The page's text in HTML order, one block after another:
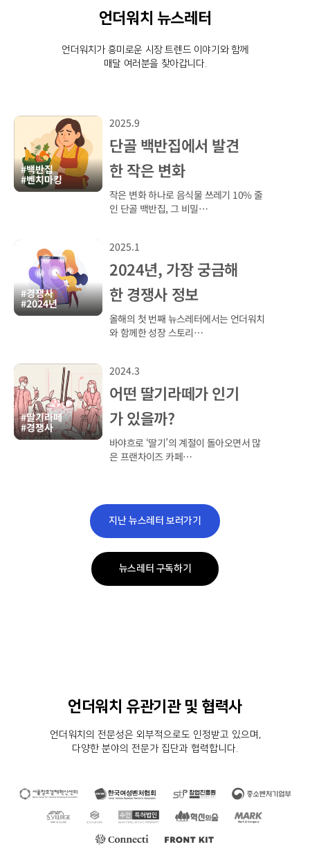
언더워치 뉴스레터
언더워치가 흥미로운 시장 트렌드 이야기와 함께
매달 여러분을 찾아갑니다.
#백반집
#벤치마킹
2025.9
단골 백반집에서 발견
한 작은 변화
작은 변화 하나로 음식물 쓰레기 10% 줄
인 단골 백반집, 그 비밀…
#경쟁사
#2024년
2025.1
2024년, 가장 궁금해
한 경쟁사 정보
올해의 첫 번째 뉴스레터에서는 언더워치
와 함께한 성장 스토리…
#딸기라떼
#경쟁사
2024.3
어떤 딸기라떼가 인기
가 있을까?
바야흐로 ‘딸기’의 계절이 돌아오면서 많
은 프랜차이즈 카페…
지난 뉴스레터 보러가기
뉴스레터 구독하기
언더워치 유관기관 및 협력사
언더워치의 전문성은 외부적으로도 인정받고 있으며,
다양한 분야의 전문가 집단과 협력합니다.